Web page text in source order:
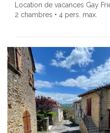
Location de vacances Gay
2 chambres • 4 pers. max.